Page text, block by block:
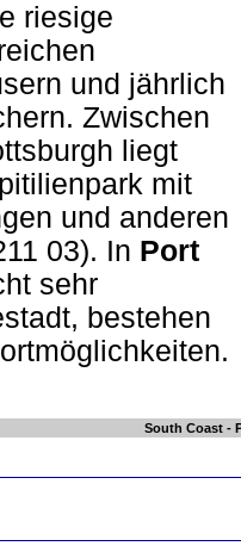
riesige
und jährlich
Zwischen
liegt
mit
und anderen
03). In Port
sehr
bestehen
South Coast -